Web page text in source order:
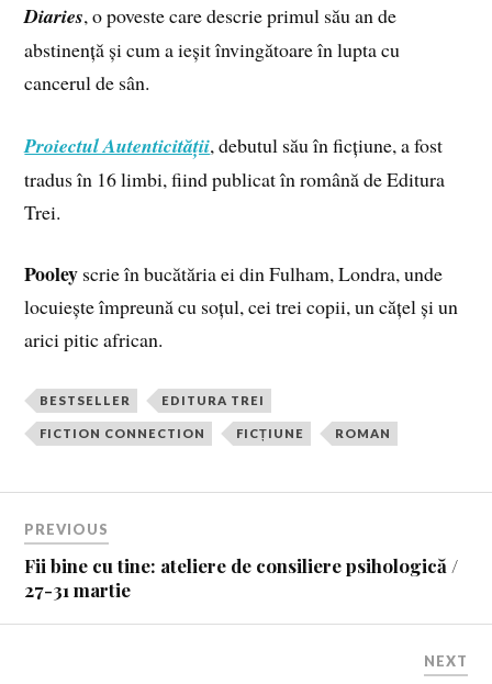
Diaries, o poveste care descrie primul său an de
abstinență și cum a ieșit învingătoare în lupta cu
cancerul de sân.
Proiectul Autenticității, debutul său în ficțiune, a fost
tradus în 16 limbi, fiind publicat în română de Editura
Trei.
Pooley scrie în bucătăria ei din Fulham, Londra, unde
locuiește împreună cu soțul, cei trei copii, un cățel și un
arici pitic african.
BESTSELLER EDITURA TREI
FICTION CONNECTION FICȚIUNE ROMAN
PREVIOUS
Fii bine cu tine: ateliere de consiliere psihologică /
27-31 martie
NEXT